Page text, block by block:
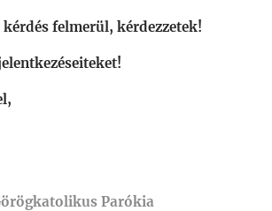
felmerül, kérdezzetek!
Parókia